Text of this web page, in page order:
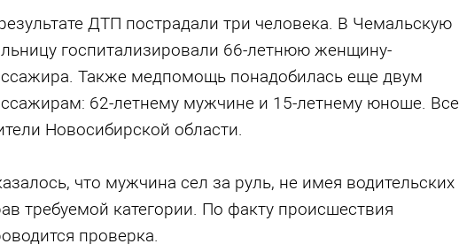
ДТП пострадали три человека. В Чемальскую
госпитализировали 66-летнюю женщину-
Также медпомощь понадобилась еще двум
62-летнему мужчине и 15-летнему юноше. Все
Новосибирской области.
что мужчина сел за руль, не имея водительских
требуемой категории. По факту происшествия
проверка.